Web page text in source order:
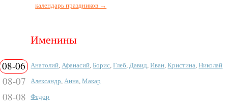
календарь праздников →
Именины
08-06 Анатолий Афанасий ,Борис ,Глеб Давид ,Иван ,Кристина ,Николай
08-07 Александр Анна ,Макар
08-08 Федор